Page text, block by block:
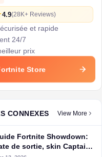
4.9(28K+ Reviews)
et rapide
24/7
prix
Store
CONNEXES View More
Fortnite Showdown:
de sortie, skin Captain